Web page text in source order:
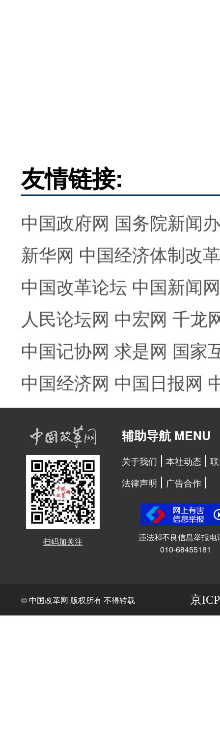
友情链接:
中国政府网 国务院新闻
新华网 中国经济体制改
中国改革论坛 中国新闻网
人民论坛网 中宏网 千龙
中国记协网 求是网 国家
中国经济网 中国日报网
扫码加关注
辅助导航 MENU
关于我们 本社动态
法律声明
广告合作
违法和不良信息举报电
010-68455181
© 中国改革网 版权所有 不得转载 京